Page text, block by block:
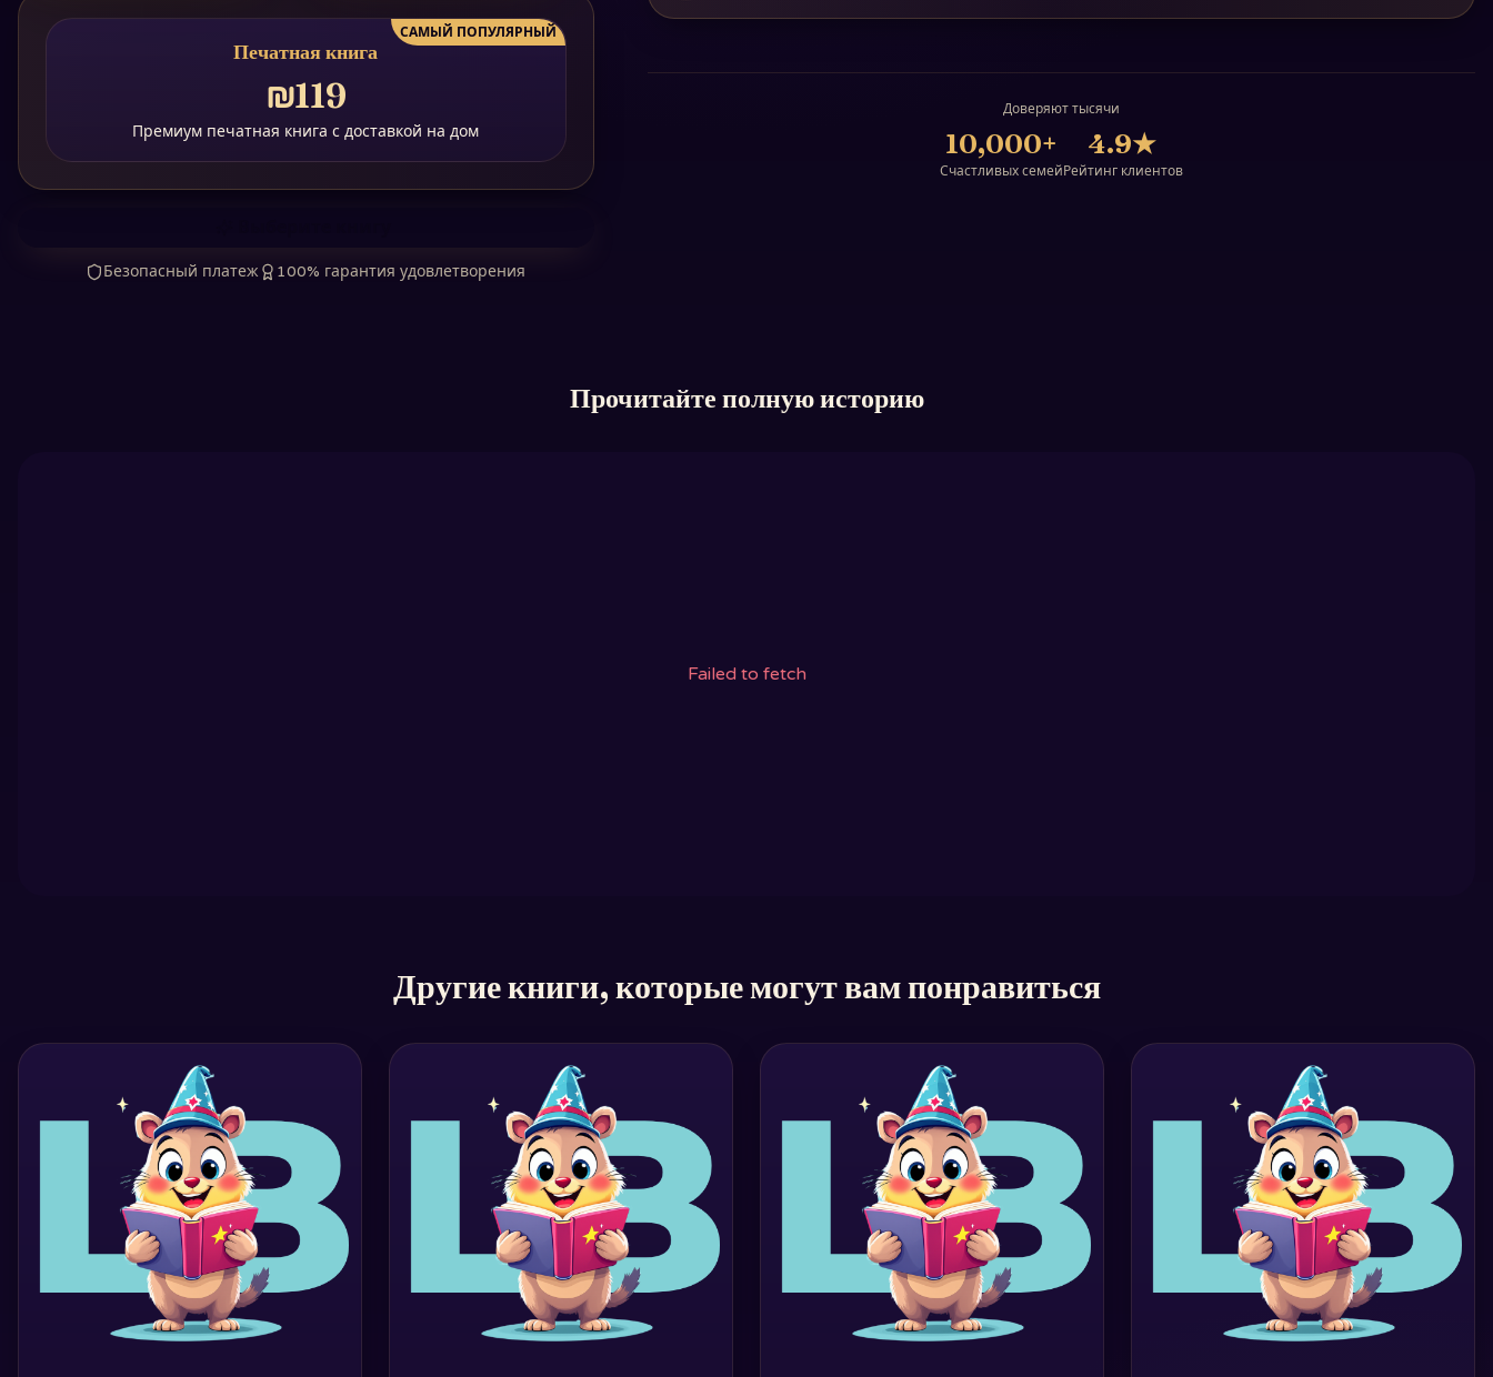
САМЫЙ ПОПУЛЯРНЫЙ
Печатная книга
₪119
Премиум печатная книга с доставкой на дом
Безопасный платеж 100% гарантия удовлетворения
Доверяют тысячи
10,000+
Счастливых семей
4.9★
Рейтинг клиентов
Прочитайте полную историю
Failed to fetch
Другие книги, которые могут вам понравиться